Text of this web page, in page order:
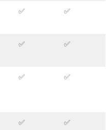
✅ ✅
✅ ✅
✅ ✅
✅ ✅